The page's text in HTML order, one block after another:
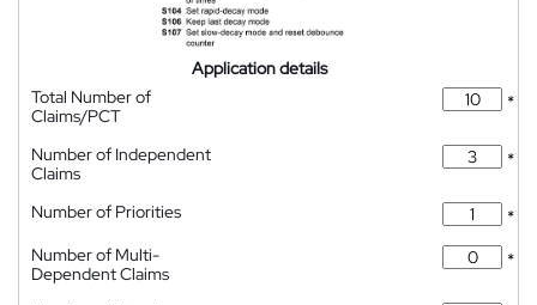
Application details
Total Number of
Claims/PCT
*
Number of Independent
Claims
*
Number of Priorities
*
Number of Multi-
Dependent Claims
*